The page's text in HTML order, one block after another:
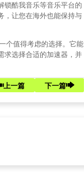
锁酷我音乐等音乐平台的
，让您在海外也能保持与
个值得考虑的选择。它能
求选择合适的加速器，并
上一篇 下一篇